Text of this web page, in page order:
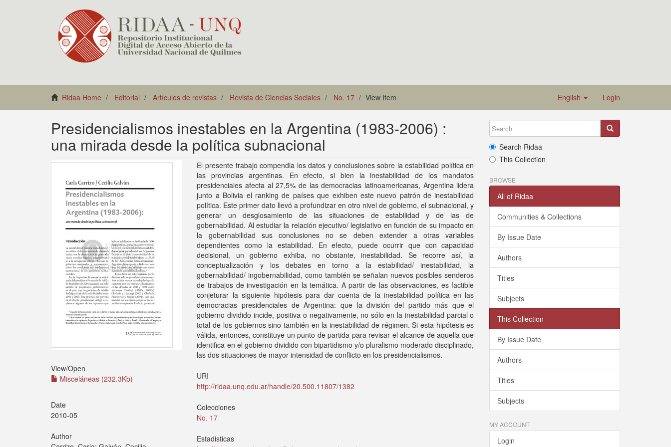
Ridaa Home Editorial Artículos de revistas Revista de Ciencias Sociales No. 17 View Item English Login
Presidencialismos inestables en la Argentina (1983-2006) :
una mirada desde la política subnacional
View/Open
Misceláneas (232.3Kb)
Date
2010-05
Author
El presente trabajo compendia los datos y conclusiones sobre la estabilidad política en
las provincias argentinas. En efecto, si bien la inestabilidad de los mandatos
presidenciales afecta al 27,5% de las democracias latinoamericanas, Argentina lidera
junto a Bolivia el ranking de países que exhiben este nuevo patrón de inestabilidad
política. Este primer dato llevó a profundizar en otro nivel de gobierno, el subnacional, y
generar un desglosamiento de las situaciones de estabilidad y de las de
gobernabilidad. Al estudiar la relación ejecutivo/ legislativo en función de su impacto en
la gobernabilidad sus conclusiones no se deben extender a otras variables
dependientes como la estabilidad. En efecto, puede ocurrir que con capacidad
decisional, un gobierno exhiba, no obstante, inestabilidad. Se recorre así, la
conceptualización y los debates en torno a la estabilidad/ inestabilidad, la
gobernabilidad/ ingobernabilidad, como también se señalan nuevos posibles senderos
de trabajos de investigación en la temática. A partir de las observaciones, es factible
conjeturar la siguiente hipótesis para dar cuenta de la inestabilidad política en las
democracias presidenciales de Argentina: que la división del partido más que el
gobierno dividido incide, positiva o negativamente, no sólo en la inestabilidad parcial o
total de los gobiernos sino también en la inestabilidad de régimen. Si esta hipótesis es
válida, entonces, constituye un punto de partida para revisar el alcance de aquella que
identifica en el gobierno dividido con bipartidismo y/o pluralismo moderado disciplinado,
las dos situaciones de mayor intensidad de conflicto en los presidencialismos.
URI
http://ridaa.unq.edu.ar/handle/20.500.11807/1382
Colecciones
No. 17
Estadisticas
Search Ridaa
This Collection
BROWSE
All of Ridaa
Communities & Collections
By Issue Date
Authors
Titles
Subjects
This Collection
By Issue Date
Authors
Titles
Subjects
MY ACCOUNT
Login